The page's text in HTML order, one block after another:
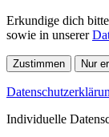
Erkundige dich
sowie in unserer
Zustimmen Nur
Individuelle